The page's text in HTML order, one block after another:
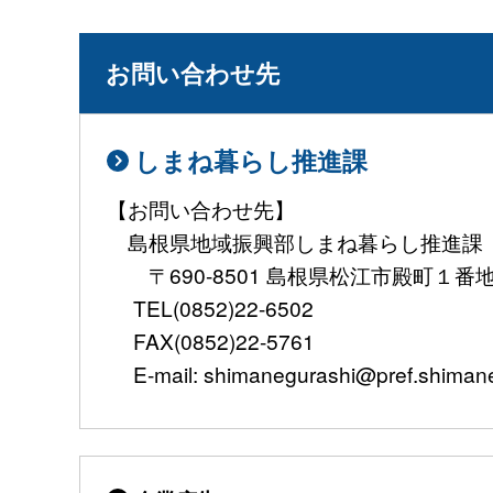
お問い合わせ先
しまね暮らし推進課
【お問い合わせ先】
島根県地域振興部しまね暮らし推進課
〒690-8501 島根県松江市殿町１番
TEL(0852)22-6502
FAX(0852)22-5761
E-mail: